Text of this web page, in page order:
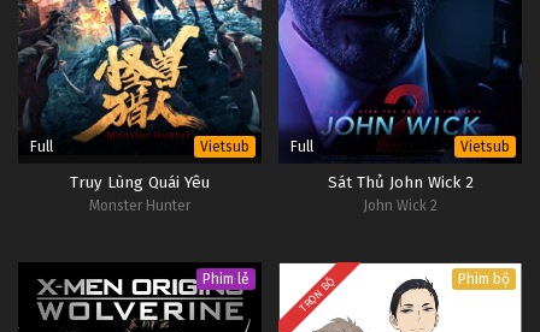
Full Vietsub
Truy Lùng Quái Yêu
Monster Hunter
Full Vietsub
Sát Thủ John Wick 2
John Wick 2
Phim lẻ TRỌN BỘ Phim bộ